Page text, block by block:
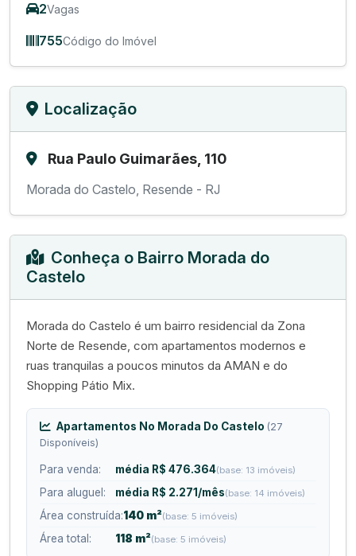
2Vagas
755Código do Imóvel
Localização
Rua Paulo Guimarães, 110
Morada do Castelo, Resende - RJ
Conheça o Bairro Morada do
Castelo
Morada do Castelo é um bairro residencial da Zona
Norte de Resende, com apartamentos modernos e
ruas tranquilas a poucos minutos da AMAN e do
Shopping Pátio Mix.
Apartamentos No Morada Do Castelo (27
Disponíveis)
Para venda: média R$ 476.364(base: 13 imóveis)
Para aluguel: média R$ 2.271/mês(base: 14 imóveis)
Área construída:140 m²(base: 5 imóveis)
Área total: 118 m²(base: 5 imóveis)